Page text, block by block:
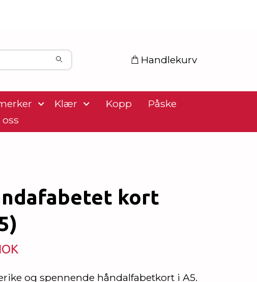
Handlekurv
Klær Kopp
Påske
kort
og spennende håndalfabetkort i A5.